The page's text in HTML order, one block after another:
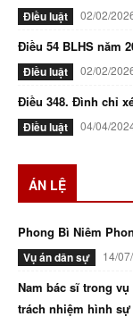
Điều luật 02/02/
Điều 54 BLHS năm
Điều luật 02/02/
Điều 348. Đình chỉ
Điều luật 04/04/
ÁN LỆ
Phong Bì Niêm
Vụ án dân sự 14/
Nam bác sĩ trong
trách nhiệm hình